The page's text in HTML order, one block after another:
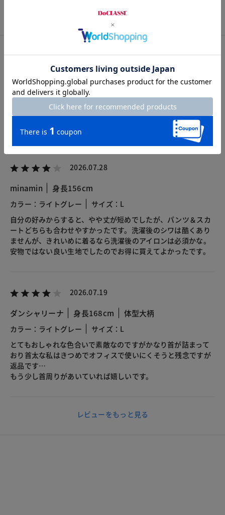
総合評価
4.0 8レビュー
2026.07.28
minamin 身長156cm
カラー：ライトグレー
サイズ：L
自分の好みからすると、やや丈が短めでしたが、パンツ＆スカ
ートどちらも合わせやすかったです。洗濯後のシワは酷くあり
ませんが、きれいめに着るなら洗濯後のアイロンは必須かな。
安物ではない良い生地でしたのでお得に買えてよかったです。
2026.07.19
ダンシャリーナ 身長168cm 体型大柄
カラー：ライトグレー
サイズ：L
とてもおしゃれな色合いで素敵なのですがかなり首が詰まって
おり首太な私はきつめでオフィスで使いにくそうと残念ですが
返品です…
もう少し首周りがあいていれば嬉しいです。
レビューをもっと見る